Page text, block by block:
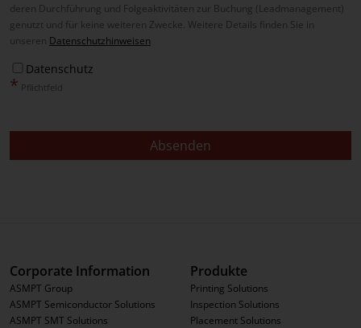
deren Durchführung und Folgeaktivitäten zur Buchung (Leadmanagement)
genutzt und für keine weiteren Zwecke. Weitere Details finden Sie in
unseren Datenschutzhinweisen
Datenschutz
* Pflichtfeld
Absenden
Corporate Information
ASMPT Group
ASMPT Semiconductor Solutions
ASMPT SMT Solutions
Produkte
Printing Solutions
Inspection Solutions
Placement Solutions